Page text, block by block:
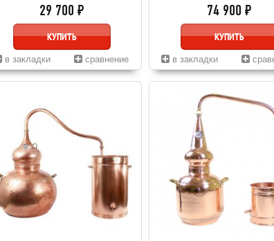
29 700 ₽
КУПИТЬ
в закладки сравнение
74 900 ₽
КУПИТЬ
в закладки